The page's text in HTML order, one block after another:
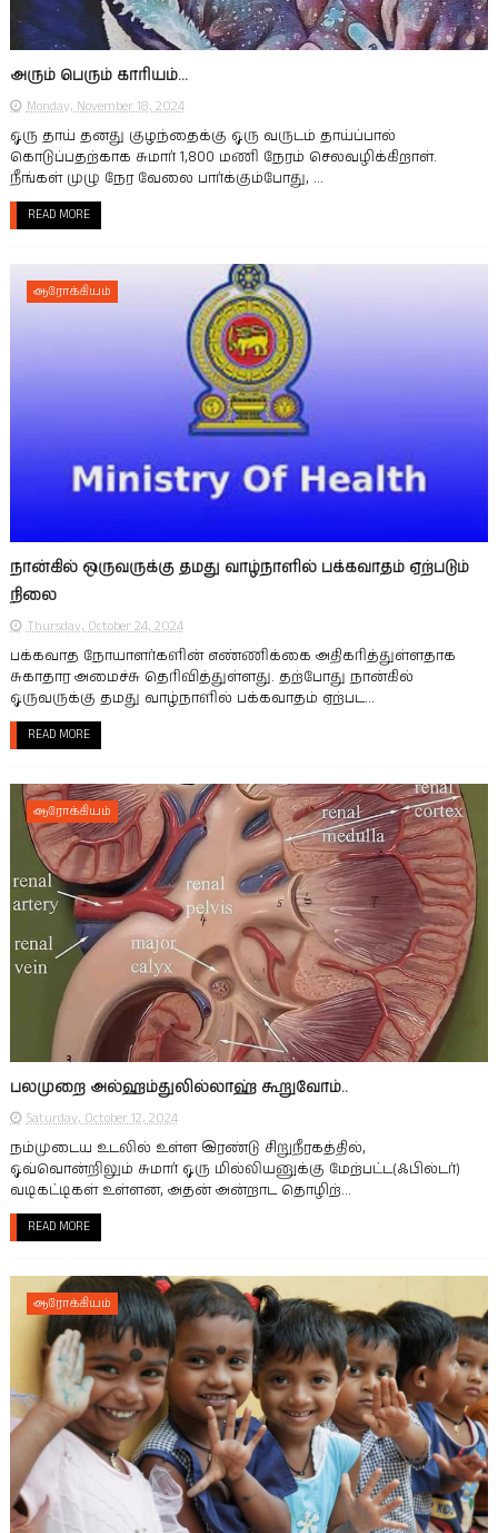
அரும் பெரும் காரியம்...
Monday, November 18, 2024
ஒரு தாய் தனது குழந்தைக்கு ஒரு வருடம் தாய்ப்பால்
கொடுப்பதற்காக சுமார் 1,800 மணி நேரம் செலவழிக்கிறாள்.
நீங்கள் முழு நேர வேலை பார்க்கும்போது, ...
READ MORE
ஆரோக்கியம்
நான்கில் ஒருவருக்கு தமது வாழ்நாளில் பக்கவாதம் ஏற்படும்
நிலை
Thursday, October 24, 2024
பக்கவாத நோயாளர்களின் எண்ணிக்கை அதிகரித்துள்ளதாக
சுகாதார அமைச்சு தெரிவித்துள்ளது. தற்போது நான்கில்
ஒருவருக்கு தமது வாழ்நாளில் பக்கவாதம் ஏற்பட...
READ MORE
ஆரோக்கியம்
பலமுறை அல்ஹம்துலில்லாஹ் கூறுவோம்..
Saturday, October 12, 2024
நம்முடைய உடலில் உள்ள இரண்டு சிறுநீரகத்தில்,
ஒவ்வொன்றிலும் சுமா‌ர் ஒரு மில்லியனுக்கு மேற்பட்ட(ஃபில்டர்)
வடிகட்டிகள் உள்ளன, அதன் அன்றாட தொழிற்...
READ MORE
ஆரோக்கியம்